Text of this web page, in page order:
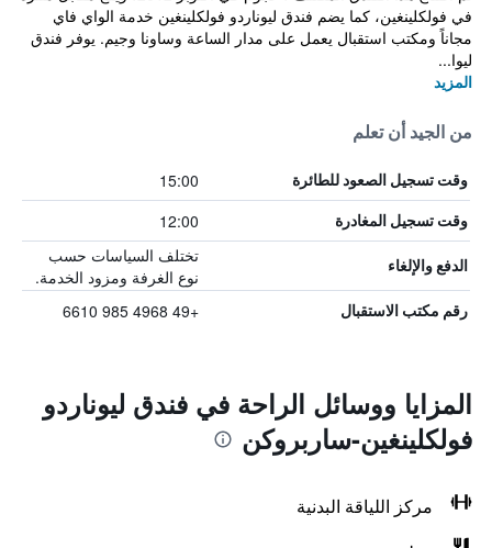
في فولكلينغين، كما يضم فندق ليوناردو فولكلينغين خدمة الواي فاي
مجاناً ومكتب استقبال يعمل على مدار الساعة وساونا وجيم. يوفر فندق
ليوا...
المزيد
من الجيد أن تعلم
وقت تسجيل الصعود للطائرة 15:00
وقت تسجيل المغادرة 12:00
الدفع والإلغاء
تختلف السياسات حسب
نوع الغرفة ومزود الخدمة.
رقم مكتب الاستقبال +49 4968 985 6610
المزايا ووسائل الراحة في فندق ليوناردو
فولكلينغين-ساربروكن
مركز اللياقة البدنية